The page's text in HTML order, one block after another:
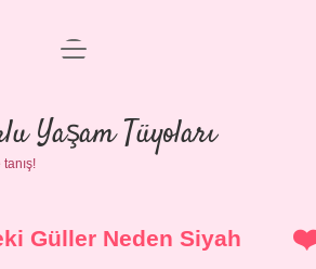
Anasayfa
Gizlilik Politikası
Yasal Uyarı
menüyü
Yaşam Tüyoları
Güller Neden Siyah